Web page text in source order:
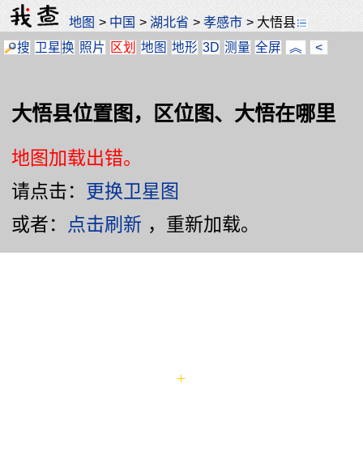
地图 > 中国 >湖北省 >孝感市 > 大悟县
搜 卫星换 照片 区划 地图 地形 3D 测量 全屏 ︽ <
大悟县位置图，区位图、大悟在哪里
地图加载出错。
请点击： 更换卫星图
或者： 点击刷新 ，重新加载。